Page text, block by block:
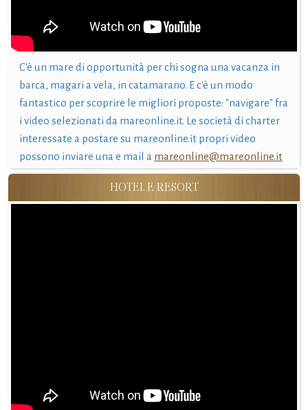
C'è un mare di opportunità per chi sogna una vacanza in
barca, magari a vela, in catamarano. E c'è un modo
fantastico per scoprire le migliori proposte: "navigare" fra
i video selezionati da mareonline.it. Le società di charter
interessate a postare su mareonline.it propri video
possono inviare una e mail a mareonline@mareonline.it
HOTEL E RESORT